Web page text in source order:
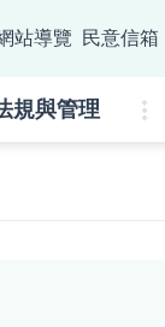
站導覽 民意信箱
規與管理